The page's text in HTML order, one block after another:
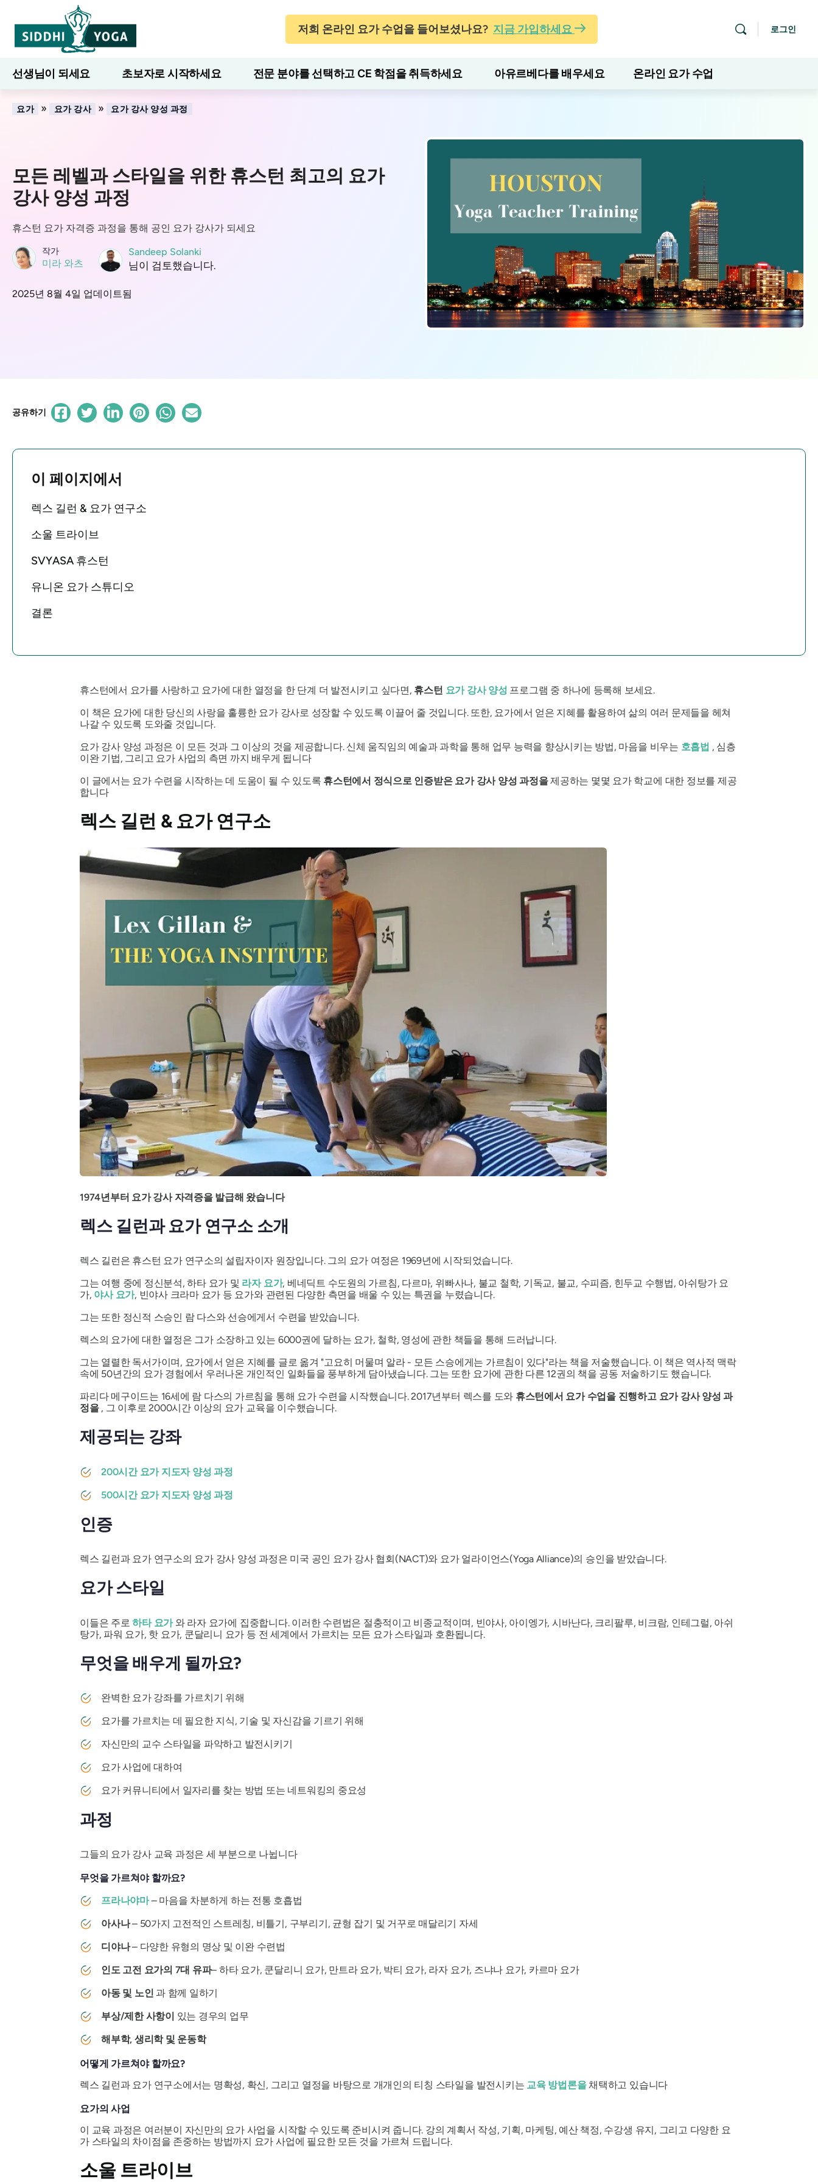
저희 온라인 요가 수업을 들어보셨나요? 지금 가입하세요 로그인
선생님이 되세요 초보자로 시작하세요 전문 분야를 선택하고 CE 학점을 취득하세요 아유르베다를 배우세요 온라인 요가 수업
7일간의 웰니스 블로그 배우다
요가 » 요가 강사 » 요가 강사 양성 과정
모든 레벨과 스타일을 위한 휴스턴 최고의 요가
강사 양성 과정
휴스턴 요가 자격증 과정을 통해 공인 요가 강사가 되세요
작가
미라 와츠
Sandeep Solanki
님이 검토했습니다.
2025년 8월 4일 업데이트됨
공유하기
이 페이지에서
렉스 길런 & 요가 연구소
소울 트라이브
SVYASA 휴스턴
유니온 요가 스튜디오
결론
휴스턴에서 요가를 사랑하고 요가에 대한 열정을 한 단계 더 발전시키고 싶다면, 휴스턴 요가 강사 양성 프로그램 중 하나에 등록해 보세요.
이 책은 요가에 대한 당신의 사랑을 훌륭한 요가 강사로 성장할 수 있도록 이끌어 줄 것입니다. 또한, 요가에서 얻은 지혜를 활용하여 삶의 여러 문제들을 헤쳐
나갈 수 있도록 도와줄 것입니다.
요가 강사 양성 과정은 이 모든 것과 그 이상의 것을 제공합니다. 신체 움직임의 예술과 과학을 통해 업무 능력을 향상시키는 방법, 마음을 비우는 호흡법 , 심층
이완 기법, 그리고 요가 사업의 측면 까지 배우게 됩니다
이 글에서는 요가 수련을 시작하는 데 도움이 될 수 있도록 휴스턴에서 정식으로 인증받은 요가 강사 양성 과정을제공하는 몇몇 요가 학교에 대한 정보를 제공
합니다
렉스 길런 & 요가 연구소
1974년부터 요가 강사 자격증을 발급해 왔습니다
렉스 길런과 요가 연구소 소개
렉스 길런은 휴스턴 요가 연구소의 설립자이자 원장입니다. 그의 요가 여정은 1969년에 시작되었습니다.
그는 여행 중에 정신분석, 하타 요가 및 라자 요가, 베네딕트 수도원의 가르침, 다르마, 위빠사나, 불교 철학, 기독교, 불교, 수피즘, 힌두교 수행법, 아쉬탕가 요
가, 야사 요가, 빈야사 크라마 요가 등 요가와 관련된 다양한 측면을 배울 수 있는 특권을 누렸습니다.
그는 또한 정신적 스승인 람 다스와 선승에게서 수련을 받았습니다.
렉스의 요가에 대한 열정은 그가 소장하고 있는 6000권에 달하는 요가, 철학, 영성에 관한 책들을 통해 드러납니다.
그는 열렬한 독서가이며, 요가에서 얻은 지혜를 글로 옮겨 "고요히 머물며 알라 - 모든 스승에게는 가르침이 있다"라는 책을 저술했습니다. 이 책은 역사적 맥락
속에 50년간의 요가 경험에서 우러나온 개인적인 일화들을 풍부하게 담아냈습니다. 그는 또한 요가에 관한 다른 12권의 책을 공동 저술하기도 했습니다.
파리다 메구이드는 16세에 람 다스의 가르침을 통해 요가 수련을 시작했습니다. 2017년부터 렉스를 도와 휴스턴에서 요가 수업을 진행하고 요가 강사 양성 과
정을, 그 이후로 2000시간 이상의 요가 교육을 이수했습니다.
제공되는 강좌
200시간 요가 지도자 양성 과정
500시간 요가 지도자 양성 과정
인증
렉스 길런과 요가 연구소의 요가 강사 양성 과정은 미국 공인 요가 강사 협회(NACT)와 요가 얼라이언스(Yoga Alliance)의 승인을 받았습니다.
요가 스타일
이들은 주로하타 요가와 라자 요가에 집중합니다. 이러한 수련법은 절충적이고 비종교적이며, 빈야사, 아이엥가, 시바난다, 크리팔루, 비크람, 인테그럴, 아쉬
탕가, 파워 요가, 핫 요가, 쿤달리니 요가 등 전 세계에서 가르치는 모든 요가 스타일과 호환됩니다.
무엇을 배우게 될까요?
완벽한 요가 강좌를 가르치기 위해
요가를 가르치는 데 필요한 지식, 기술 및 자신감을 기르기 위해
자신만의 교수 스타일을 파악하고 발전시키기
요가 사업에 대하여
요가 커뮤니티에서 일자리를 찾는 방법 또는 네트워킹의 중요성
과정
그들의 요가 강사 교육 과정은 세 부분으로 나뉩니다
무엇을 가르쳐야 할까요?
프라나야마– 마음을 차분하게 하는 전통 호흡법
아사나– 50가지 고전적인 스트레칭, 비틀기, 구부리기, 균형 잡기 및 거꾸로 매달리기 자세
디야나– 다양한 유형의 명상 및 이완 수련법
인도 고전 요가의 7대 유파– 하타 요가, 쿤달리니 요가, 만트라 요가, 박티 요가, 라자 요가, 즈냐나 요가, 카르마 요가
아동 및 노인 과 함께 일하기
부상/제한 사항이 있는 경우의 업무
해부학, 생리학 및 운동학
어떻게 가르쳐야 할까요?
렉스 길런과 요가 연구소에서는 명확성, 확신, 그리고 열정을 바탕으로 개개인의 티칭 스타일을 발전시키는 교육 방법론을채택하고 있습니다
요가의 사업
이 교육 과정은 여러분이 자신만의 요가 사업을 시작할 수 있도록 준비시켜 줍니다. 강의 계획서 작성, 기획, 마케팅, 예산 책정, 수강생 유지, 그리고 다양한 요
가 스타일의 차이점을 존중하는 방법까지 요가 사업에 필요한 모든 것을 가르쳐 드립니다.
소울 트라이브